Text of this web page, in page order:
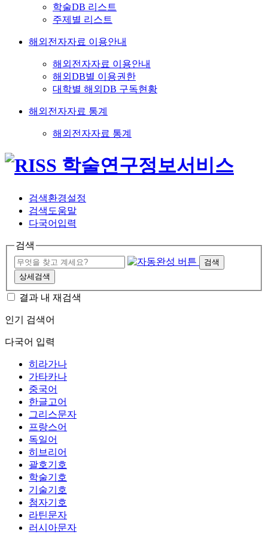
학술DB 리스트
주제별 리스트
해외전자자료 이용안내
해외전자자료 이용안내
해외DB별 이용권한
대학별 해외DB 구독현황
해외전자자료 통계
해외전자자료 통계
검색환경설정
검색도움말
다국어입력
검색
검색
상세검색
결과 내 재검색
인기 검색어
다국어 입력
히라가나
가타카나
중국어
한글고어
그리스문자
프랑스어
독일어
히브리어
괄호기호
학술기호
기술기호
첨자기호
라틴문자
러시아문자